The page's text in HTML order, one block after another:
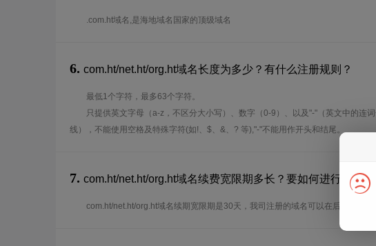
.com.ht域名,是海地域名国家的顶级域名
6. com.ht/net.ht/org.ht域名长度为多少？有什么注册规则？
最低1个字符，最多63个字符。
只提供英文字母（a-z，不区分大小写）、数字（0-9）、以及"-"（英文中的连
线），不能使用空格及特殊字符(如!、$、&、? 等),"-"不能用作开头和结尾。
7. com.ht/net.ht/org.ht域名续费宽限期多长？要如何进行域名
com.ht/net.ht/org.ht域名续期宽限期是30天，我司注册的域名可以在后台进行续